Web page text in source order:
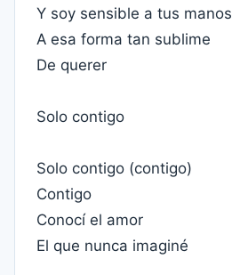
Y soy sensible a tus manos
A esa forma tan sublime
De querer
Solo contigo
Solo contigo (contigo)
Contigo
Conocí el amor
El que nunca imaginé